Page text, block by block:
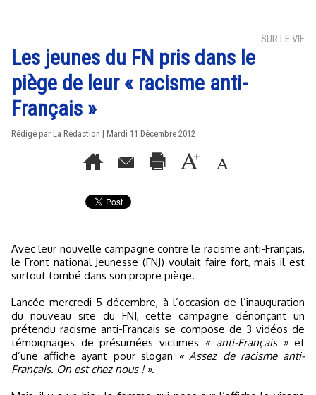
SUR LE VIF
Les jeunes du FN pris dans le
piège de leur « racisme anti-
Français »
Rédigé par La Rédaction | Mardi 11 Décembre 2012
Avec leur nouvelle campagne contre le racisme anti-Français,
le Front national Jeunesse (FNJ) voulait faire fort, mais il est
surtout tombé dans son propre piège.
Lancée mercredi 5 décembre, à l’occasion de l’inauguration
du nouveau site du FNJ, cette campagne dénonçant un
prétendu racisme anti-Français se compose de 3 vidéos de
témoignages de présumées victimes « anti-Français »et
d’une affiche ayant pour slogan « Assez de racisme anti-
Français. On est chez nous ! ».